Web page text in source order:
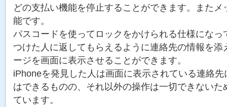
どの支払い機能を停止することができます。また
能です。
パスコードを使ってロックをかけられる仕様になっ
つけた人に返してもらえるように連絡先の情報を添
ージを画面に表示させることができます。
iPhoneを発見した人は画面に表示されている連絡
はできるものの、それ以外の操作は一切できないた
ています。